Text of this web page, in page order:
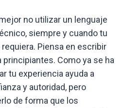
no utilizar un lenguaje
siempre y cuando tu
Piensa en escribir
principiantes. Como ya se ha
tu experiencia ayuda a
y autoridad, pero
de forma que los